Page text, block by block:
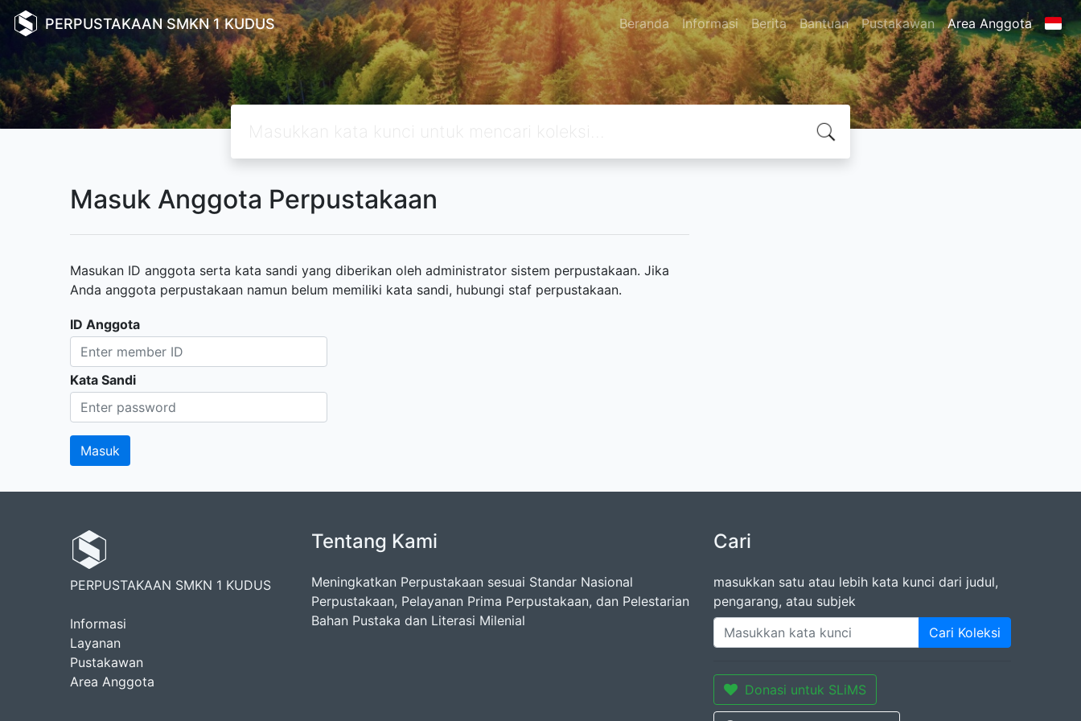
PERPUSTAKAAN SMKN 1 KUDUS Beranda Informasi Berita Bantuan Pustakawan Area Anggota
Masuk Anggota Perpustakaan
Masukan ID anggota serta kata sandi yang diberikan oleh administrator sistem perpustakaan. Jika
Anda anggota perpustakaan namun belum memiliki kata sandi, hubungi staf perpustakaan.
ID Anggota
Kata Sandi
PERPUSTAKAAN SMKN 1 KUDUS
Informasi
Layanan
Pustakawan
Area Anggota
Tentang Kami
Meningkatkan Perpustakaan sesuai Standar Nasional
Perpustakaan, Pelayanan Prima Perpustakaan, dan Pelestarian
Bahan Pustaka dan Literasi Milenial
Cari
masukkan satu atau lebih kata kunci dari judul,
pengarang, atau subjek
Cari Koleksi
Donasi untuk SLiMS